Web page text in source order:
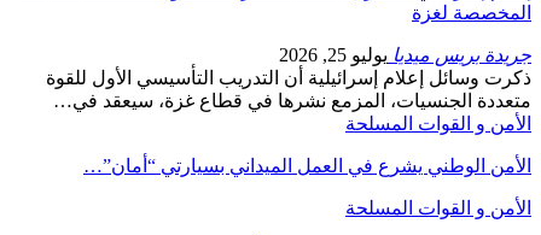
المخصصة لغزة
جريدة بريس ميديا يوليو 25, 2026
ذكرت وسائل إعلام إسرائيلية أن التدريب التأسيسي الأول للقوة
متعددة الجنسيات، المزمع نشرها في قطاع غزة، سيعقد في…
الأمن و القوات المسلحة
الأمن الوطني يشرع في العمل الميداني بسيارتي “أمان”…
الأمن و القوات المسلحة